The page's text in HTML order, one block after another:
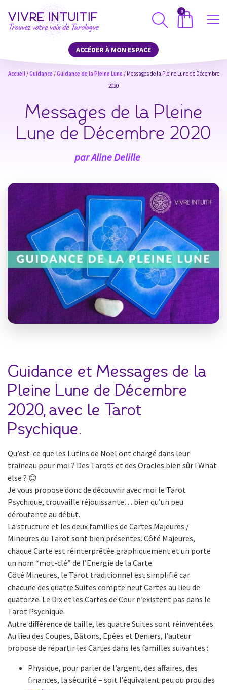
0
ACCÉDER À MON ESPACE
Accueil/Guidance /Guidance de la Pleine Lune / Messages de la Pleine Lune de Décembre
2020
Messages de la Pleine
Lune de Décembre 2020
parAline Delille
Guidance et Messages de la
Pleine Lune de Décembre
2020, avec le Tarot
Psychique.
Qu’est-ce que les Lutins de Noël ont chargé dans leur
traineau pour moi ? Des Tarots et des Oracles bien sûr ! What
else ? 😊
Je vous propose donc de découvrir avec moi le Tarot
Psychique, trouvaille réjouissante… bien qu’un peu
déroutante au début.
La structure et les deux familles de Cartes Majeures /
Mineures du Tarot sont bien présentes. Côté Majeures,
chaque Carte est réinterprêtée graphiquement et un porte
un nom “mot-clé” de l’Energie de la Carte.
Côté Mineures, le Tarot traditionnel est simplifié car
chacune des quatre Suites compte neuf Cartes au lieu de
quatorze. Le Dix et les Cartes de Cour n’existent pas dans le
Tarot Psychique.
Autre différence de taille, les quatre Suites sont réinventées.
Au lieu des Coupes, Bâtons, Epées et Deniers, l’auteur
propose de répartir les Cartes dans les familles suivantes :
Physique, pour parler de l’argent, des affaires, des
finances, la sécurité – soit l’équivalent peu ou prou des